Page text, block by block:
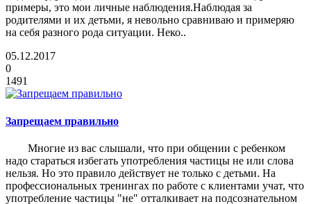
примеры, это мои личные наблюдения.Наблюдая за
родителями и их детьми, я невольно сравниваю и примеряю
на себя разного рода ситуации. Неко..
05.12.2017
0
1491
Запрещаем правильно
Многие из вас слышали, что при общении с ребенком
надо стараться избегать употребления частицы не или слова
нельзя. Но это правило действует не только с детьми. На
профессиональных тренингах по работе с клиентами учат, что
употребление частицы "не" отталкивает на подсознательном